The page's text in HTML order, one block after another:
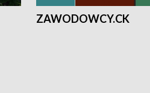
ZAWODOWCY.CK